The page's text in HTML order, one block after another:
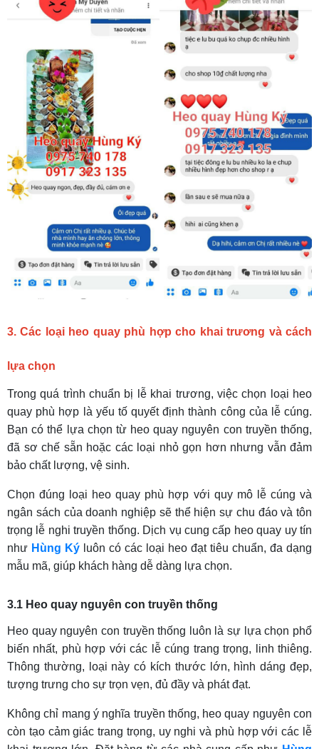
3. Các loại heo quay phù hợp cho khai trương và cách
lựa chọn
Trong quá trình chuẩn bị lễ khai trương, việc chọn loại heo
quay phù hợp là yếu tố quyết định thành công của lễ cúng.
Bạn có thể lựa chọn từ heo quay nguyên con truyền thống,
đã sơ chế sẵn hoặc các loại nhỏ gọn hơn nhưng vẫn đảm
bảo chất lượng, vệ sinh.
Chọn đúng loại heo quay phù hợp với quy mô lễ cúng và
ngân sách của doanh nghiệp sẽ thể hiện sự chu đáo và tôn
trọng lễ nghi truyền thống. Dịch vụ cung cấp heo quay uy tín
như Hùng Ký luôn có các loại heo đạt tiêu chuẩn, đa dạng
mẫu mã, giúp khách hàng dễ dàng lựa chọn.
3.1 Heo quay nguyên con truyền thống
Heo quay nguyên con truyền thống luôn là sự lựa chọn phổ
biến nhất, phù hợp với các lễ cúng trang trọng, linh thiêng.
Thông thường, loại này có kích thước lớn, hình dáng đẹp,
tượng trưng cho sự trọn vẹn, đủ đầy và phát đạt.
Không chỉ mang ý nghĩa truyền thống, heo quay nguyên con
còn tạo cảm giác trang trọng, uy nghi và phù hợp với các lễ